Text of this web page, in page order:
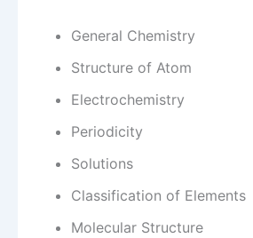
General Chemistry
Structure of Atom
Electrochemistry
Periodicity
Solutions
Classification of Elements
Molecular Structure